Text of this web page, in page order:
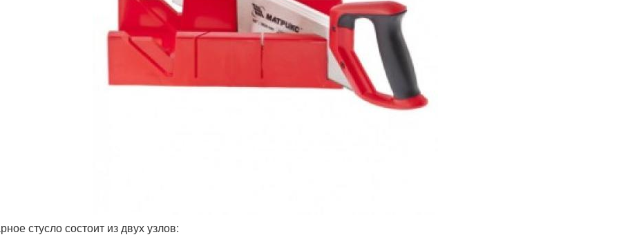
стусло состоит из двух узлов: